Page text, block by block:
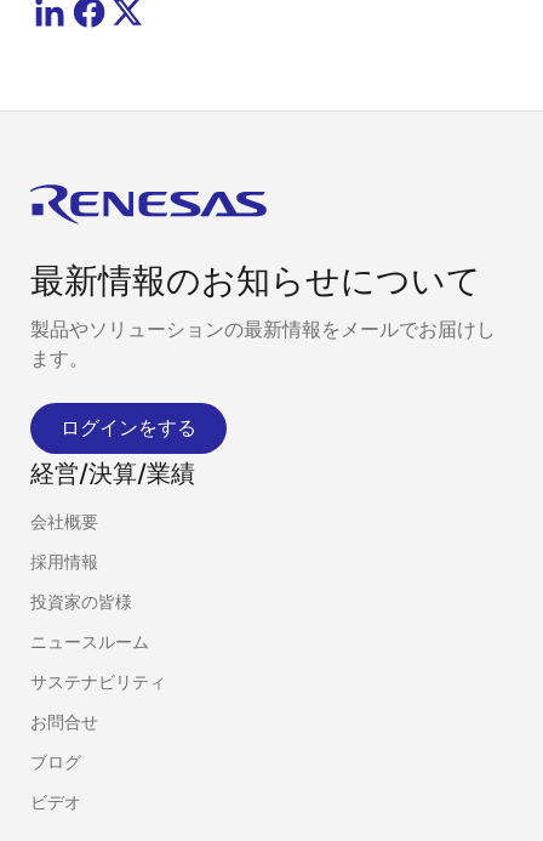
最新情報のお知らせについて
製品やソリューションの最新情報をメールでお届けし
ます。
ログインをする
経営/決算/業績
会社概要
採用情報
投資家の皆様
ニュースルーム
サステナビリティ
お問合せ
ブログ
ビデオ